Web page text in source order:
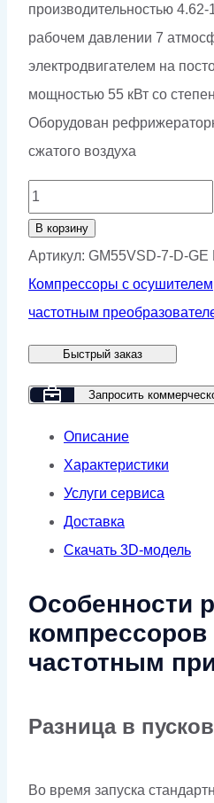
производительностью
рабочем давлении 7
электродвигателем на
мощностью 55 кВт со
Оборудован
сжатого воздуха
Количество
товара
Винтовой
компрессор
GMP
55-
7D
GE/HB
В корзину
Артикул: GM55VSD-7-D-GE
Компрессоры с осушителем
частотным
Быстрый заказ
Запросить
Описание
Характеристики
Услуги сервиса
Доставка
Скачать 3D-модель
Особенности
компрессоров
частотным
Разница в
Во время запуска